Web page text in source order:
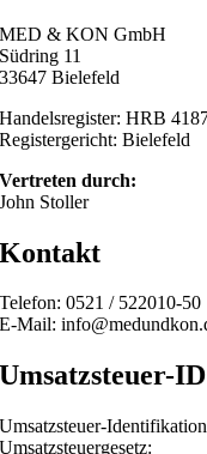
MED & KON GmbH
Südring 11
33647 Bielefeld
Handelsregister: HRB
Registergericht: Bielefeld
Vertreten durch:
John Stoller
Kontakt
Telefon: 0521 / 522010-50
E-Mail:
Umsatzsteuer-ID
Umsatzsteuer-
Umsatzsteuergesetz: